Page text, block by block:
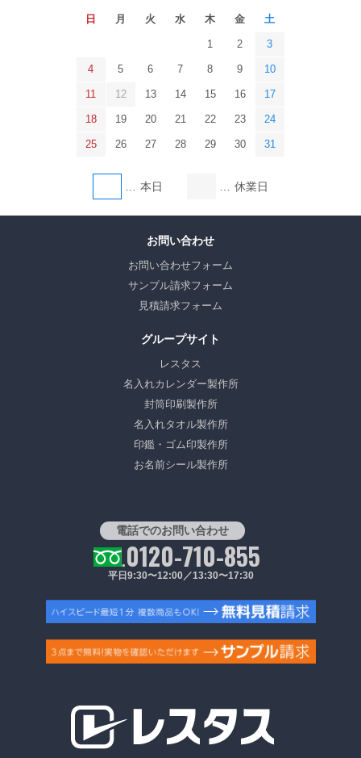
日 月 火 水 木 金 土
1 2 3
4 5 6 7 8 9 10
11 12 13 14 15 16 17
18 19 20 21 22 23 24
25 26 27 28 29 30 31
本日 休業日
お問い合わせ
お問い合わせフォーム
サンプル請求フォーム
見積請求フォーム
グループサイト
レスタス
名入れカレンダー製作所
封筒印刷製作所
名入れタオル製作所
印鑑・ゴム印製作所
お名前シール製作所
電話でのお問い合わせ
0120-710-855
平日9:30〜12:00／13:30〜17:30